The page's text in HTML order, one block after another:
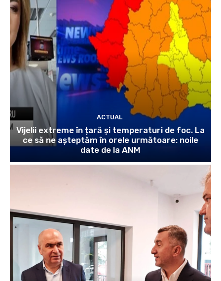
ACTUAL
Vijelii extreme în țară și temperaturi de foc. La
ce să ne așteptăm în orele următoare: noile
date de la ANM